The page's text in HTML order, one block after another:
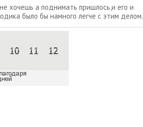
хочешь а поднимать пришлось,и его и
было бы намного легче с этим делом.